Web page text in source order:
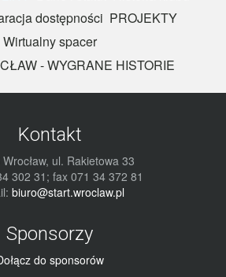
dostępności PROJEKTY
Wirtualny spacer
- WYGRANE HISTORIE
Kontakt
ul. Rakietowa 33
302 31; fax 071 34 372 81
biuro@start.wroclaw.pl
Sponsorzy
do sponsorów